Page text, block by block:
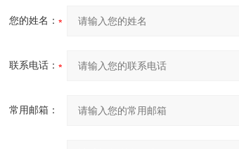
您的姓名：
联系电话：
常用邮箱：